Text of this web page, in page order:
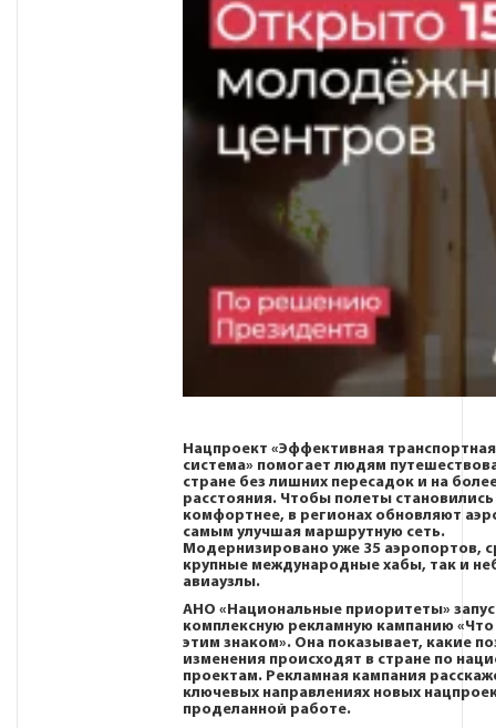
Нацпроект «Эффективная транспортная
система» помогает людям
стране без лишних пересадок и на
расстояния. Чтобы полеты
комфортнее, в регионах обновляют
самым улучшая маршрутную сеть.
Модернизировано уже 35 аэропортов,
крупные международные хабы, так и
авиаузлы.
АНО «Национальные приоритеты»
комплексную рекламную кампанию «Что
этим знаком». Она показывает, какие
изменения происходят в стране по
проектам. Рекламная кампания
ключевых направлениях новых
проделанной работе.